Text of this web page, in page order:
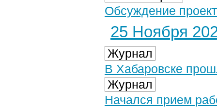
Обсуждение
25 Ноября
Журнал
В Хабаровске
Журнал
Начался прием